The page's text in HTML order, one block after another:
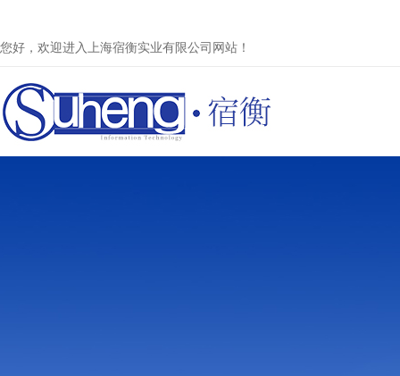
您好，欢迎进入上海宿衡实业有限公司网站！